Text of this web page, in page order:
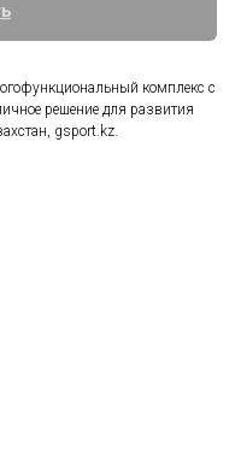
комплекс с
решение для развития
gsport.kz.